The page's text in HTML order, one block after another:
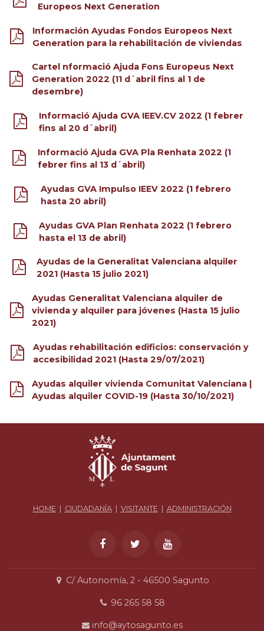
Europeos Next Generation
Información Ayudas Fondos Europeos Next
Generation para la rehabilitación de viviendas
Cartel nformació Ajuda Fons Europeus Next
Generation 2022 (11 d´abril fins al 1 de
desembre)
Informació Ajuda GVA IEEV.CV 2022 (1 febrer
fins al 20 d´abril)
Informació Ajuda GVA Pla Renhata 2022 (1
febrer fins al 13 d´abril)
Ayudas GVA Impulso IEEV 2022 (1 febrero
hasta 20 abril)
Ayudas GVA Plan Renhata 2022 (1 febrero
hasta el 13 de abril)
Ayudas de la Generalitat Valenciana alquiler
2021 (Hasta 15 julio 2021)
Ayudas Generalitat Valenciana alquiler de
vivienda y alquiler para jóvenes (Hasta 15 julio
2021)
Ayudas rehabilitación edificios: conservación y
accesibilidad 2021 (Hasta 29/07/2021)
Ayudas alquiler vivienda Comunitat Valenciana |
Ayudas alquiler COVID-19 (Hasta 30/10/2021)
HOME| CIUDADANÍA| VISITANTE| ADMINISTRACIÓN
C/ Autonomía, 2 - 46500 Sagunto
96 265 58 58
info@aytosagunto.es